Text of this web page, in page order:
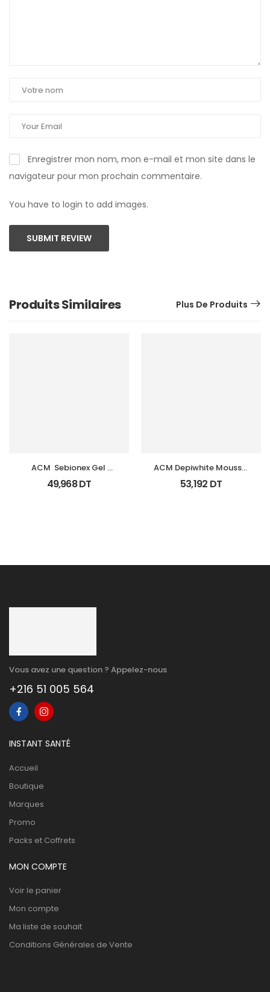
Enregistrer mon nom, mon e-mail et mon site dans le
navigateur pour mon prochain commentaire.
You have to login to add images.
SUBMIT REVIEW
Produits Similaires Plus De Produits
ACM  Sebionex Gel
Nettoyant Purifiant Fl
200Ml
49,968DT
ACM Depiwhite Mousse
Nettoyante Eclairciss
200Ml
53,192 DT
Vous avez une question ? Appelez-nous
+216 51 005 564
INSTANT SANTÉ
Accueil
Boutique
Marques
Promo
Packs et Coffrets
MON COMPTE
Voir le panier
Mon compte
Ma liste de souhait
Conditions Générales de Vente